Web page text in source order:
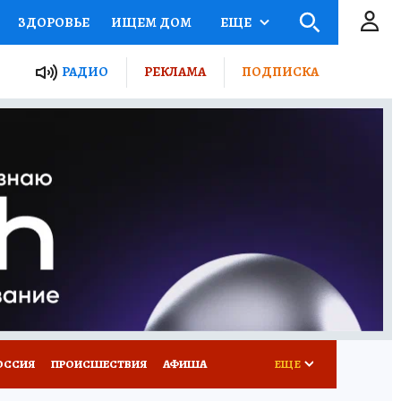
ЗДОРОВЬЕ ИЩЕМ ДОМ
ПРОЕКТЫ РОССИИ
ПУТЕВОДИТЕЛЬ
ПОТРЕБИТЕЛЯ
ЕЩЕ
РАДИО РЕКЛАМА ПОДПИСКА
ПРОИСШЕСТВИЯ АФИША ЕЩЕ